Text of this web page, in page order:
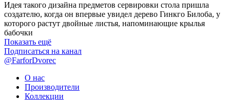
Идея такого дизайна предметов сервировки стола пришла
создателю, когда он впервые увидел дерево Гинкго Билоба, у
которого растут двойные листья, напоминающие крылья
бабочки
Показать ещё
Подписаться на канал
@FarforDvorec
О нас
Производители
Коллекции